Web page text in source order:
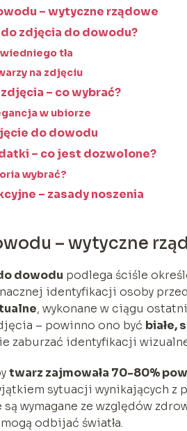
– wytyczne rządowe
zdjęcia do dowodu?
tła
na zdjęciu
– co wybrać?
w ubiorze
do dowodu
– co jest dozwolone?
wybrać?
– zasady noszenia
– wytyczne
dowodu podlega ściśle
identyfikacji osoby
, wykonane w ciągu
– powinno ono być białe,
zaburzać identyfikacji
twarz zajmowała 70-80%
sytuacji wynikających z
wymagane ze względów
odbijać światła.